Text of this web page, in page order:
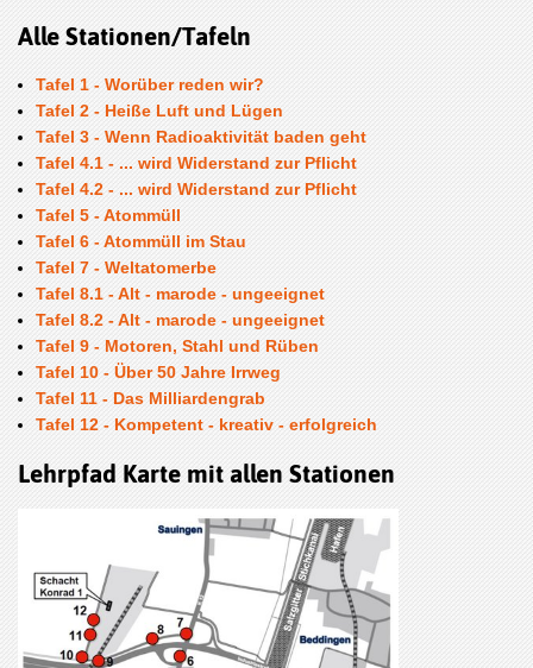
Alle Stationen/Tafeln
Tafel 1 - Worüber reden wir?
Tafel 2 - Heiße Luft und Lügen
Tafel 3 - Wenn Radioaktivität baden geht
Tafel 4.1 - ... wird Widerstand zur Pflicht
Tafel 4.2 - ... wird Widerstand zur Pflicht
Tafel 5 - Atommüll
Tafel 6 - Atommüll im Stau
Tafel 7 - Weltatomerbe
Tafel 8.1 - Alt - marode - ungeeignet
Tafel 8.2 - Alt - marode - ungeeignet
Tafel 9 - Motoren, Stahl und Rüben
Tafel 10 - Über 50 Jahre Irrweg
Tafel 11 - Das Milliardengrab
Tafel 12 - Kompetent - kreativ - erfolgreich
Lehrpfad Karte mit allen Stationen